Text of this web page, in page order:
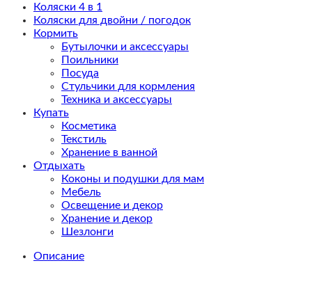
Коляски 4 в 1
Коляски для двойни / погодок
Кормить
Бутылочки и аксессуары
Поильники
Посуда
Стульчики для кормления
Техника и аксессуары
Купать
Косметика
Текстиль
Хранение в ванной
Отдыхать
Коконы и подушки для мам
Мебель
Освещение и декор
Хранение и декор
Шезлонги
Описание